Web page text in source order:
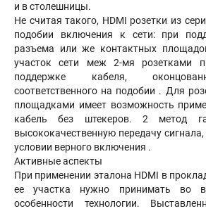
и в столешницы.
Не считая такого, HDMI розетки из
подобии включения к сети: при
разъема или же контактных
участок сети меж 2-мя розетками
поддержке кабеля,
соответственного на подобии . Для
площадками имеет возможность
кабель без штекеров. 2 метод
высококачественную передачу
условии верного включения .
Активные аспекты
При применении эталона HDMI в
ее участка нужно принимать во
особенности технологии.